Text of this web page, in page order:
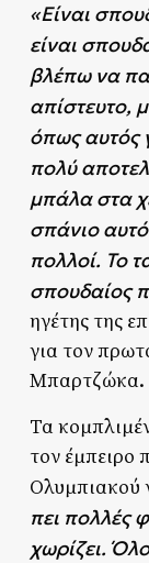
«Είναι
είναι
βλέπω να
απίστευτο,
όπως αυτός
πολύ
μπάλα στα
σπάνιο
πολλοί. Το
σπουδαίος
ηγέτης της
για τον
Μπαρτζώκα.
Τα
τον έμπειρο
Ολυμπιακού
πει πολλές
χωρίζει.